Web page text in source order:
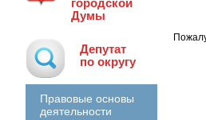
городской
Думы
Депутат
по округу
Правовые основы
деятельности